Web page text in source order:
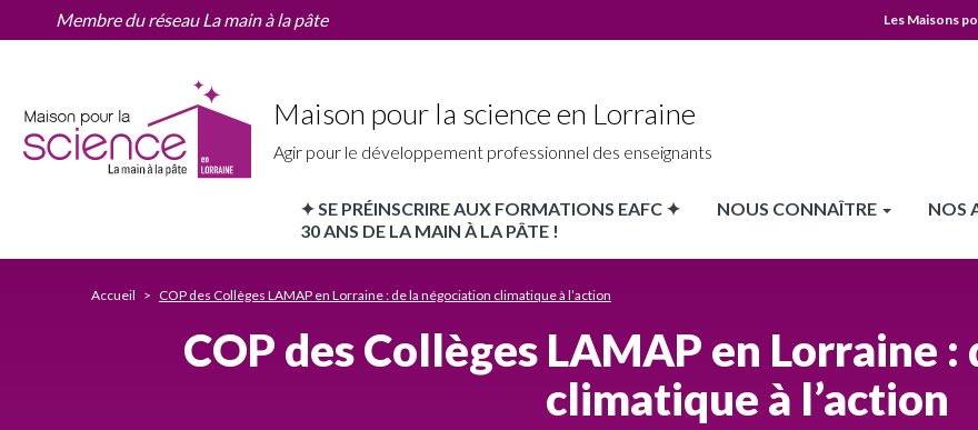
Lorraine
à
Membre du réseau La main à la pâte
MPLS
Les Maisons
Maison pour la science en Lorraine
Agir pour le développement professionnel des enseignants
MPLS
Lorraine
Nav
principale
✦ SE PRÉINSCRIRE AUX FORMATIONS EAFC ✦ NOUS CONNAÎTRE NOS
30 ANS DE LA MAIN À LA PÂTE !
Accueil COP des Collèges LAMAP en Lorraine : de la négociation climatique à l’action
COP des Collèges LAMAP en Lorraine
climatique à l’action